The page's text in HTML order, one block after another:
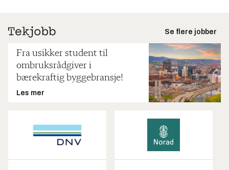
Se flere jobber
Fra usikker student til
ombruksrådgiver i
bærekraftig byggebransje!
Les mer